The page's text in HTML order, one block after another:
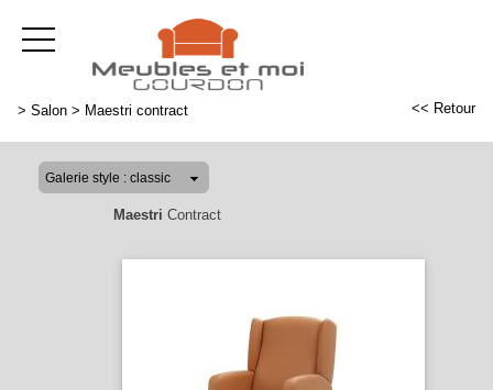
> Salon > Maestri contract << Retour
Maestri Contract